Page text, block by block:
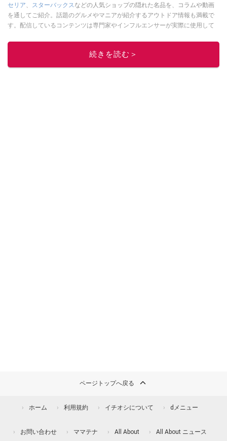
セリア、 スターバックスなどの人気ショップの隠れた名品を、コラムや動画
を通してご紹介。話題のグルメやマニアが紹介するアウトドア情報も満載で
す。配信しているコンテンツは専門家やインフルエンサーが実際に使用して
ニュースでフォロー
続きを読む＞
ページトップへ戻る
ホーム 利用規約 イチオシについて dメニュー
お問い合わせ ママテナ All About All About ニュース